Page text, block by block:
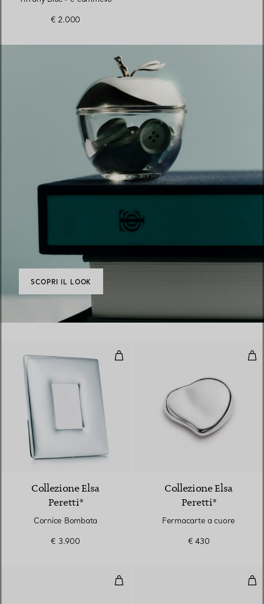
€ 2.000
SCOPRI IL LOOK
Cornice Bombata
Collezione Elsa
Peretti®
Cornice Bombata
€ 3.900
Collezione Elsa
Peretti®
Fermacarte a cuore
€ 430
Fermacarte Bean